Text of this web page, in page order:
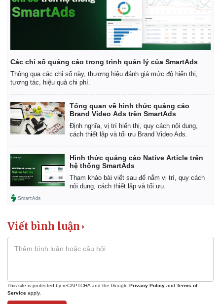
Các chỉ số quảng cáo trong trình quản lý của SmartAds
Thông qua các chỉ số này, thương hiệu đánh giá mức độ hiển thị,
tương tác, hiệu quả chi phí.
Tổng quan về hình thức quảng cáo
Brand Video Ads trên SmartAds
Định nghĩa, vị trí hiển thị, quy cách nội dung,
cách thiết lập và tối ưu Brand Video Ads.
Hình thức quảng cáo Native Article trên
hệ thống SmartAds
Tham khảo bài viết sau để nắm vị trí, quy cách
nội dung, cách thiết lập và tối ưu.
Viết bình luận
This site is protected by reCAPTCHA and the Google Privacy Policy and Terms of
Service apply.